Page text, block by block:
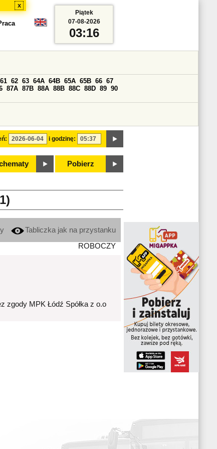
x
i godzinę:
61 62 63 64A 64B 65A 65B 66 67
87A 87B 88A 88B 88C 88D 89 90
Pobierz
Piątek
07-08-2026
03:16
Tabliczka jak na przystanku
ROBOCZY
zgody MPK Łódź Spółka z o.o